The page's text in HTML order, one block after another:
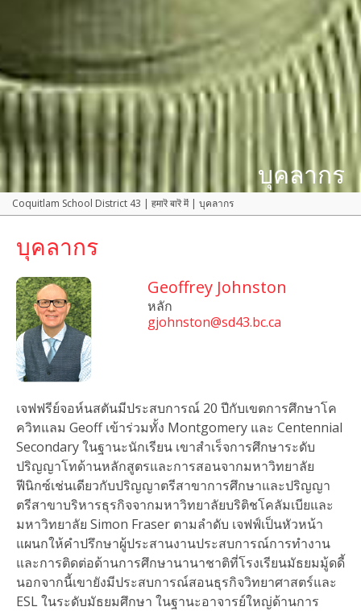
บุคลากร
Coquitlam School District 43 | हमारॆ बारॆ मॆं| บุคลากร
บุคลากร
Geoffrey Johnston
หลัก
gjohnston@sd43.bc.ca
เจฟฟรีย์จอห์นสตันมีประสบการณ์ 20 ปีกับเขตการศึกษาโค
ควิทแลม Geoff เข้าร่วมทั้ง Montgomery และ Centennial
Secondary ในฐานะนักเรียน เขาสำเร็จการศึกษาระดับ
ปริญญาโทด้านหลักสูตรและการสอนจากมหาวิทยาลัย
ฟีนิกซ์เช่นเดียวกับปริญญาตรีสาขาการศึกษาและปริญญา
ตรีสาขาบริหารธุรกิจจากมหาวิทยาลัยบริติชโคลัมเบียและ
มหาวิทยาลัย Simon Fraser ตามลำดับ เจฟฟ์เป็นหัวหน้า
แผนกให้คำปรึกษาผู้ประสานงานประสบการณ์การทำงาน
และการติดต่อด้านการศึกษานานาชาติที่โรงเรียนมัธยมมู้ดดี้
นอกจากนี้เขายังมีประสบการณ์สอนธุรกิจวิทยาศาสตร์และ
ESL ในระดับมัธยมศึกษา ในฐานะอาจารย์ใหญ่ด้านการ